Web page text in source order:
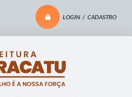
LOGIN / CADASTRO